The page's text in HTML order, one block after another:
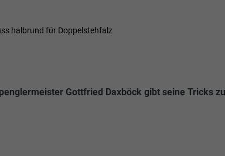
halbrund für Doppelstehfalz
Gottfried Daxböck gibt seine Tricks